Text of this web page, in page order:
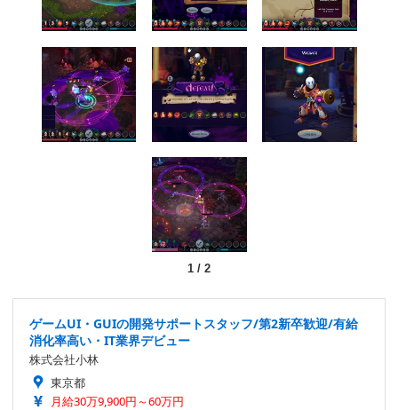
1/ 2
ゲームUI・GUIの開発サポートスタッフ/第2新卒歓迎/有給
消化率高い・IT業界デビュー
株式会社小林
東京都
月給30万9,900円～60万円